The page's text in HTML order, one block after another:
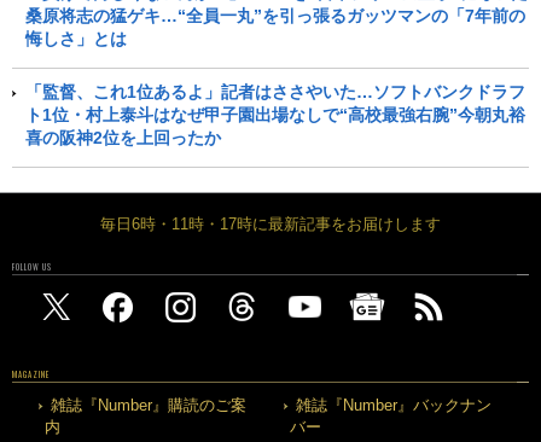
桑原将志の猛ゲキ…“全員一丸”を引っ張るガッツマンの「7年前の
悔しさ」とは
「監督、これ1位あるよ」記者はささやいた…ソフトバンクドラフ
ト1位・村上泰斗はなぜ甲子園出場なしで“高校最強右腕”今朝丸裕
喜の阪神2位を上回ったか
毎日6時・11時・17時に最新記事をお届けします
FOLLOW US
MAGAZINE
雑誌『Number』購読のご案
内
雑誌『Number』バックナン
バー